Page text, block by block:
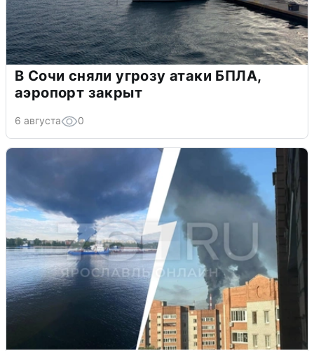
В Сочи сняли угрозу атаки БПЛА,
аэропорт закрыт
6 августа 0